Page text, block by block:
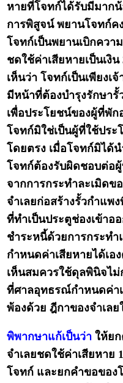
หายที่โจทก์ได้รับมีมาก
การพิสูจน์ พยานโจทก์
โจทก์เป็นพยานเบิกควา
ชดใช้ค่าเสียหายเป็นเงิ
เห็นว่า โจทก์เป็นเพียงเ
มีหน้าที่ต้องบำรุงรักษา
เพื่อประโยชน์ของผู้ที่พั
โจทก์มิใช่เป็นผู้ที่ใช้ปร
โดยตรง เมื่อโจทก์มิได้
โจทก์ต้องรับผิดชอบต่อ
จากการกระทำละเมิดข
จำเลยก่อสร้างรั้วกำแพ
ที่ทำเป็นประตูช่องเข้าอ
ชำระหนี้ด้วยการกระท
กำหนดค่าเสียหายได้เ
เห็นสมควรใช้ดุลพินิจไ
ที่ศาลอุทธรณ์กำหนดค่า
พ้องด้วย ฎีกาของจำเล
พิพากษาแก้เป็นว่า ให้ย
จำเลยชดใช้ค่าเสียหาย
โจทก์ และยกคำขอของ